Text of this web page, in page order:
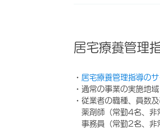
居宅療養管理
・ 居宅療養管理指導の
・通常の事業の実施地
・従業者の職種、員数
薬剤師（常勤4名、非
事務員（常勤2名、非